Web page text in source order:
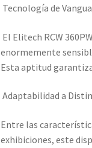
Tecnología de
El Elitech RCW
enormemente
Esta aptitud
Adaptabilidad a
Entre las
exhibiciones, este